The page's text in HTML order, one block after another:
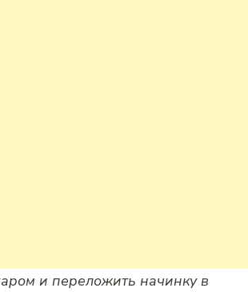
и переложить начинку в